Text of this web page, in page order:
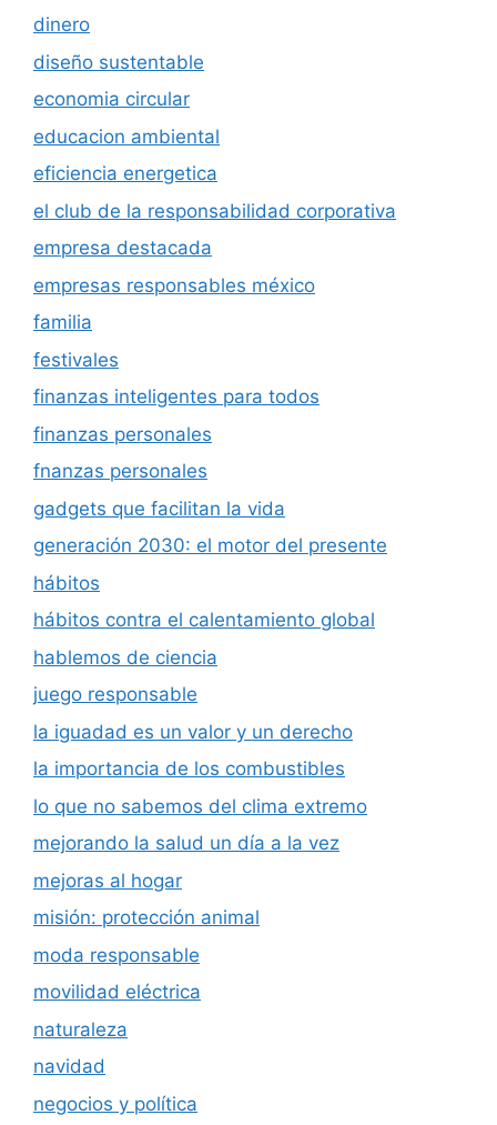
dinero
diseño sustentable
economia circular
educacion ambiental
eficiencia energetica
el club de la responsabilidad corporativa
empresa destacada
empresas responsables méxico
familia
festivales
finanzas inteligentes para todos
finanzas personales
fnanzas personales
gadgets que facilitan la vida
generación 2030: el motor del presente
hábitos
hábitos contra el calentamiento global
hablemos de ciencia
juego responsable
la iguadad es un valor y un derecho
la importancia de los combustibles
lo que no sabemos del clima extremo
mejorando la salud un día a la vez
mejoras al hogar
misión: protección animal
moda responsable
movilidad eléctrica
naturaleza
navidad
negocios y política